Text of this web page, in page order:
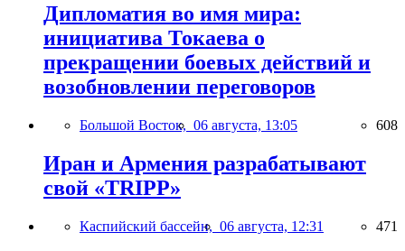
Дипломатия во имя мира:
инициатива Токаева о
прекращении боевых действий и
возобновлении переговоров
Большой Восток, 06 августа, 13:05 608
Иран и Армения разрабатывают
свой «TRIPP»
Каспийский бассейн, 06 августа, 12:31 471